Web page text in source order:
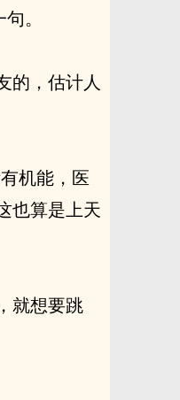
。
的，估计人
机能，医
也算是上天
就想要跳